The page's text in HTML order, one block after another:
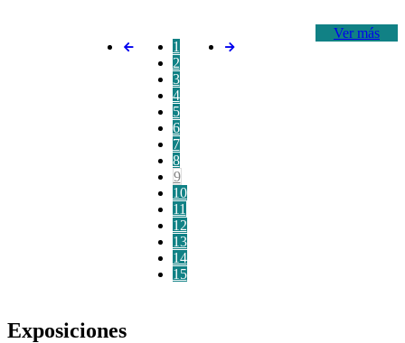
Ver más
1
2
3
4
5
6
7
8
9
10
11
12
13
14
15
Exposiciones